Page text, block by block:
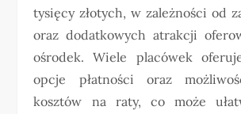
tysięcy złotych, w zależności od
oraz dodatkowych atrakcji
ośrodek. Wiele placówek
opcje płatności oraz
kosztów na raty, co może